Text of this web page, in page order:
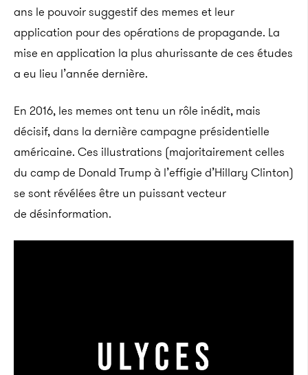
ans le pouvoir suggestif des memes et leur
application pour des opérations de propagande. La
mise en application la plus ahurissante de ces études
a eu lieu l’année dernière.
En 2016, les memes ont tenu un rôle inédit, mais
décisif, dans la dernière campagne présidentielle
américaine. Ces illustrations (majoritairement celles
du camp de Donald Trump à l’effigie d’Hillary Clinton)
se sont révélées être un puissant vecteur
de désinformation.